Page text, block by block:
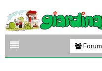
Forum